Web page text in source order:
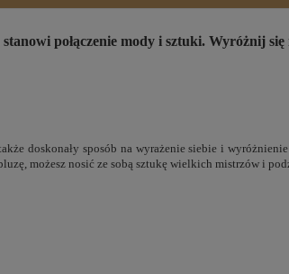
połączenie mody i sztuki. Wyróżnij się
doskonały sposób na wyrażenie siebie i
możesz nosić ze sobą sztukę wielkich mistrzów i